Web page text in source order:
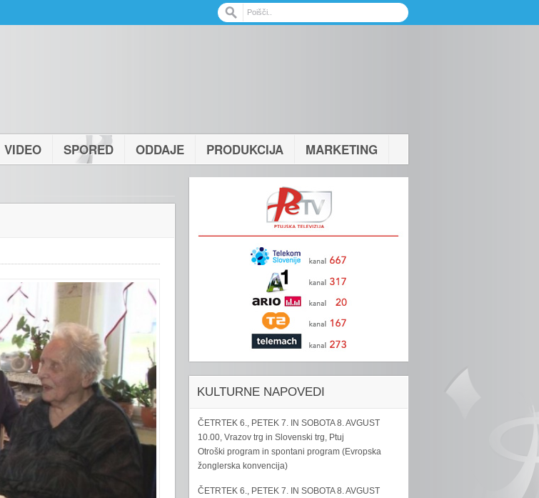
VIDEO SPORED ODDAJE PRODUKCIJA MARKETING
KULTURNE NAPOVEDI
ČETRTEK 6., PETEK 7. IN SOBOTA 8. AVGUST
10.00, Vrazov trg in Slovenski trg, Ptuj
Otroški program in spontani program (Evropska
žonglerska konvencija)
ČETRTEK 6., PETEK 7. IN SOBOTA 8. AVGUST